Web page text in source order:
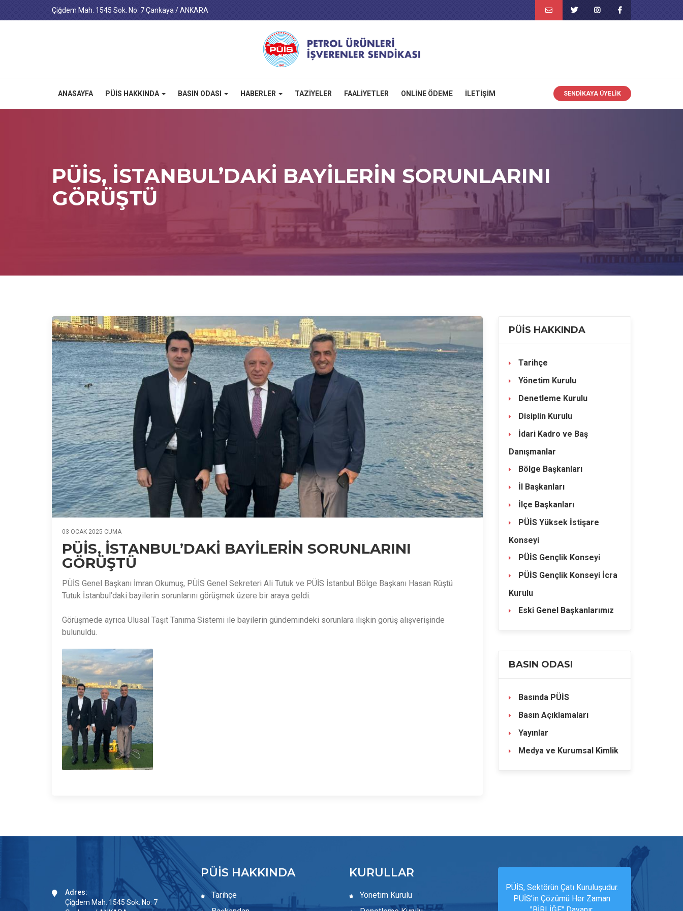
Çiğdem Mah. 1545 Sok. No: 7 Çankaya / ANKARA
ANASAYFA PÜİS HAKKINDA BASIN ODASI HABERLER TAZIYELER FAALIYETLER ONLINE ÖDEME İLETIŞIM SENDIKAYA ÜYELIK
PÜİS, İSTANBUL’DAKİ BAYİLERİN SORUNLARINI
GÖRÜŞTÜ
03 OCAK 2025 CUMA
PÜİS, İSTANBUL’DAKİ BAYİLERİN SORUNLARINI
GÖRÜŞTÜ
PÜİS Genel Başkanı İmran Okumuş, PÜİS Genel Sekreteri Ali Tutuk ve PÜİS İstanbul Bölge Başkanı Hasan Rüştü
Tutuk İstanbul’daki bayilerin sorunlarını görüşmek üzere bir araya geldi.
Görüşmede ayrıca Ulusal Taşıt Tanıma Sistemi ile bayilerin gündemindeki sorunlara ilişkin görüş alışverişinde
bulunuldu.
PÜİS HAKKINDA
Tarihçe
Yönetim Kurulu
Denetleme Kurulu
Disiplin Kurulu
İdari Kadro ve Baş
Danışmanlar
Bölge Başkanları
İl Başkanları
İlçe Başkanları
PÜİS Yüksek İstişare
Konseyi
PÜİS Gençlik Konseyi
PÜİS Gençlik Konseyi İcra
Kurulu
Eski Genel Başkanlarımız
BASIN ODASI
Basında PÜİS
Basın Açıklamaları
Yayınlar
Medya ve Kurumsal Kimlik
Adres:
Çiğdem Mah. 1545 Sok. No: 7
PÜİS HAKKINDA
Tarihçe
KURULLAR
Yönetim Kurulu
PÜİS, Sektörün Çatı Kuruluşudur.
PÜİS'in Çözümü Her Zaman